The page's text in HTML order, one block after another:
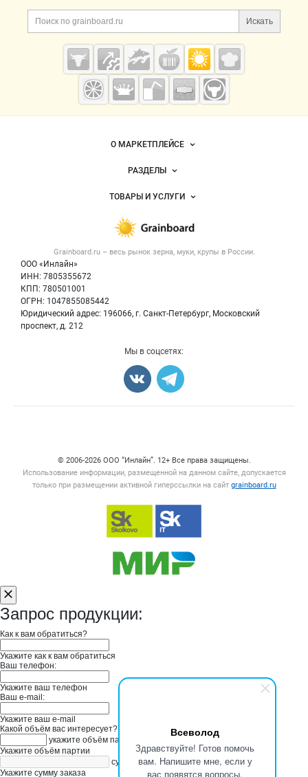
Всеволод
Здравствуйте! Готов помочь
вам. Напишите мне, если у
вас появятся вопросы.
Дополнительная информация
Поиск по сайту и
Искать
Cсылки на полезные проекты
Grainboard.ru
— зерно и
мука
Важные разделы и контакты
Grainboard.ru – весь рынок зерна, муки, крупы в России.
ООО «Инлайн»
ИНН: 7805355672
КПП: 780501001
ОГРН: 1047855085442
Юридический адрес: 196066, г. Санкт-Петербург, Московский
проспект, д. 212
Навигация по сайтуО МАРКЕТПЛЕЙСЕ
Новости Grainboard.ru
Размещение рекламы
Публичная оферта
Контактная информация
Политика обработки персональных данных
РАЗДЕЛЫ
Объявления
Новости рынка
ТОВАРЫ И УСЛУГИ
Крупы
Мука
Мы в соцсетях:
© 2006‑2026 ООО “Инлайн”. 12+ Все права защищены.
Использование информации, размещенной на данном сайте, допускается
только при размещении активной гиперссылки на сайт grainboard.ru
Запрос продукции:
Как к вам обратиться?
Укажите как к вам обратиться
Ваш телефон:
Укажите ваш телефон
Ваш e-mail:
Укажите ваш e-mail
Какой объём вас интересует?
укажите объём партии
Укажите объём партии
сумма заказа в руб
Укажите сумму заказа